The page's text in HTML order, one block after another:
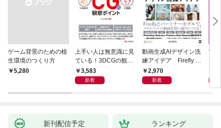
ゲーム背景のための植
生環境のつくり方
￥5,280
上手い人は無意識に見
ている！3DCGの観察
ポイント
3,583
新着
動画生成AIデザイン洗
練アイデア Firefly &
Veo， Kling， etc.
2,970
新着
実
新刊配信予定 ランキング